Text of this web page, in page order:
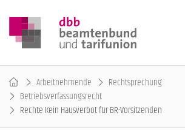
Arbeitnehmende
Rechtsprechung
Betriebsverfassungsrecht
Rechte Kein Hausverbot für BR-Vorsitzenden